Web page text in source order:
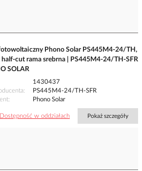
Phono Solar PS445M4-24/TH,
half-cut rama srebrna | PS445M4-24/TH-SFR
SOLAR
1430437
PS445M4-24/TH-SFR
Phono Solar
Dostępność w oddziałach Pokaż szczegóły